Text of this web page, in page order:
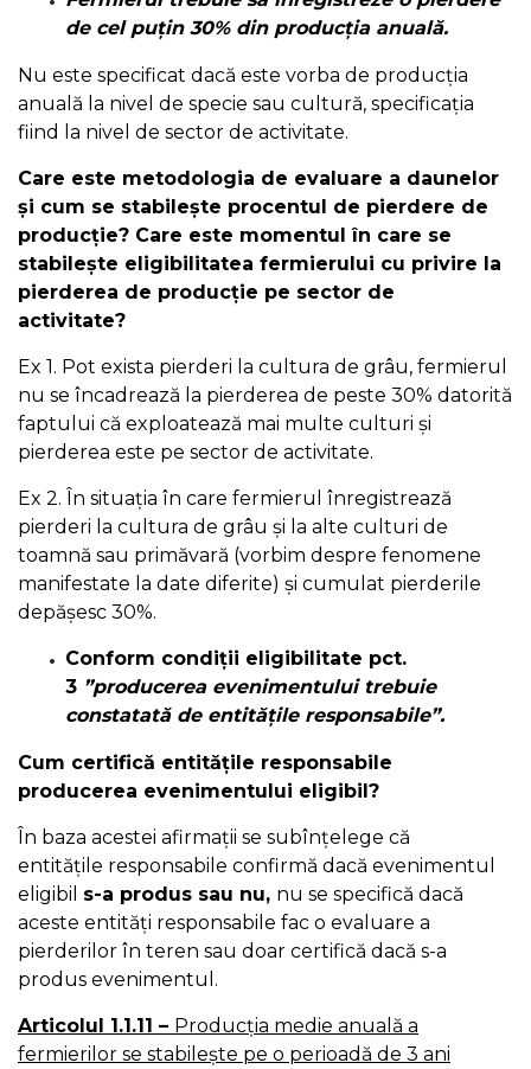
de cel puțin 30% din producția anuală.
Nu este specificat dacă este vorba de producția
anuală la nivel de specie sau cultură, specificația
fiind la nivel de sector de activitate.
Care este metodologia de evaluare a daunelor
și cum se stabilește procentul de pierdere de
producție? Care este momentul în care se
stabilește eligibilitatea fermierului cu privire la
pierderea de producție pe sector de
activitate?
Ex 1. Pot exista pierderi la cultura de grâu, fermierul
nu se încadrează la pierderea de peste 30% datorită
faptului că exploatează mai multe culturi și
pierderea este pe sector de activitate.
Ex 2. În situația în care fermierul înregistrează
pierderi la cultura de grâu și la alte culturi de
toamnă sau primăvară (vorbim despre fenomene
manifestate la date diferite) și cumulat pierderile
depășesc 30%.
Conform condiții eligibilitate pct.
3 ”producerea evenimentului trebuie
constatată de entitățile responsabile”.
Cum certifică entitățile responsabile
producerea evenimentului eligibil?
În baza acestei afirmații se subînțelege că
entitățile responsabile confirmă dacă evenimentul
eligibil s-a produs sau nu, nu se specifică dacă
aceste entități responsabile fac o evaluare a
pierderilor în teren sau doar certifică dacă s-a
produs evenimentul.
Articolul 1.1.11 – Producția medie anuală a
fermierilor se stabilește pe o perioadă de 3 ani